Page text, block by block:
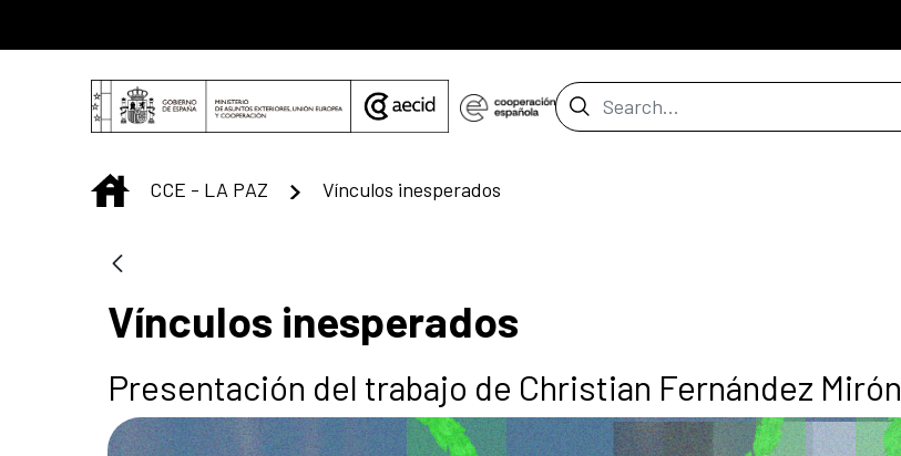
Search Bar
INICIO
CCE - LA PAZ Vínculos inesperados
Vínculos inesperados
Presentación del trabajo de Christian Fernández Mirón